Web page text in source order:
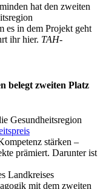
hat den zweiten
es in dem Projekt geht
ihr hier. TAH-
belegt zweiten Platz
Gesundheitsregion
stärken –
prämiert. Darunter ist
Landkreises
mit dem zweiten